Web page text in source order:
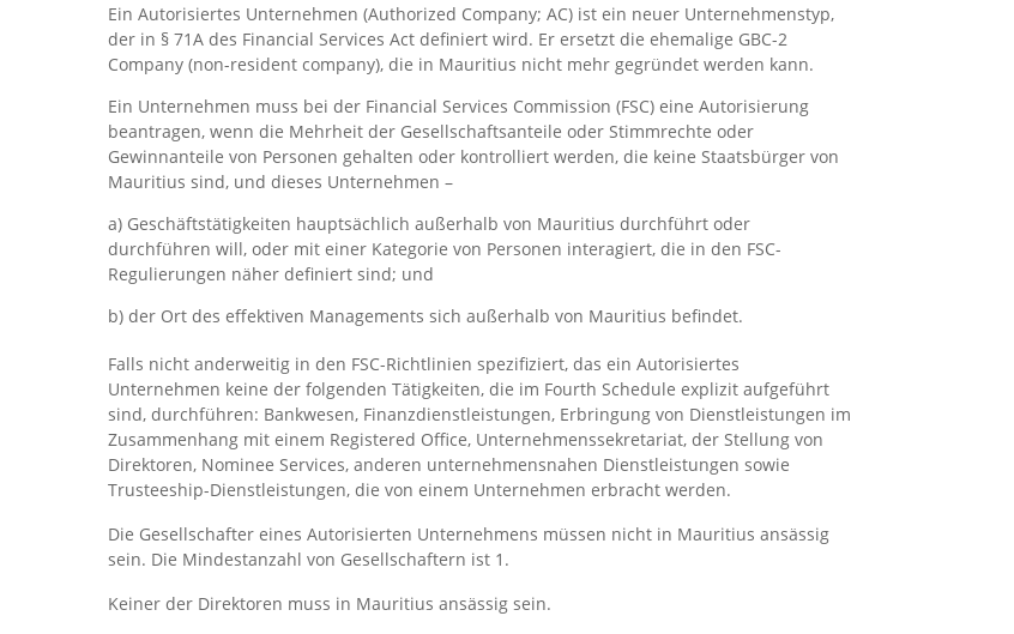
Ein Autorisiertes Unternehmen (Authorized Company; AC) ist ein neuer Unternehmenstyp,
der in § 71A des Financial Services Act definiert wird. Er ersetzt die ehemalige GBC-2
Company (non-resident company), die in Mauritius nicht mehr gegründet werden kann.
Ein Unternehmen muss bei der Financial Services Commission (FSC) eine Autorisierung
beantragen, wenn die Mehrheit der Gesellschaftsanteile oder Stimmrechte oder
Gewinnanteile von Personen gehalten oder kontrolliert werden, die keine Staatsbürger von
Mauritius sind, und dieses Unternehmen –
a) Geschäftstätigkeiten hauptsächlich außerhalb von Mauritius durchführt oder
durchführen will, oder mit einer Kategorie von Personen interagiert, die in den FSC-
Regulierungen näher definiert sind; und
b) der Ort des effektiven Managements sich außerhalb von Mauritius befindet.
Falls nicht anderweitig in den FSC-Richtlinien spezifiziert, das ein Autorisiertes
Unternehmen keine der folgenden Tätigkeiten, die im Fourth Schedule explizit aufgeführt
sind, durchführen: Bankwesen, Finanzdienstleistungen, Erbringung von Dienstleistungen im
Zusammenhang mit einem Registered Office, Unternehmenssekretariat, der Stellung von
Direktoren, Nominee Services, anderen unternehmensnahen Dienstleistungen sowie
Trusteeship-Dienstleistungen, die von einem Unternehmen erbracht werden.
Die Gesellschafter eines Autorisierten Unternehmens müssen nicht in Mauritius ansässig
sein. Die Mindestanzahl von Gesellschaftern ist 1.
Keiner der Direktoren muss in Mauritius ansässig sein.